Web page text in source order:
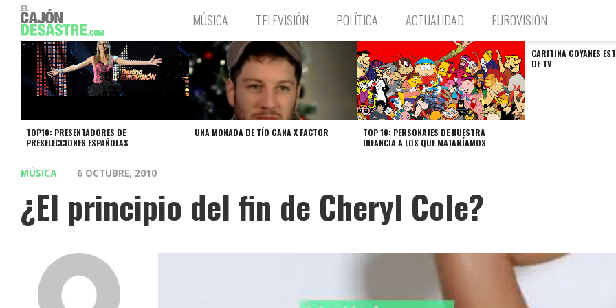
MÚSICA TELEVISIÓN POLÍTICA ACTUALIDAD EUROVISIÓN
TOP10: PRESENTADORES DE
PRESELECCIONES ESPAÑOLAS
UNA MONADA DE TÍO GANA X FACTOR
TOP 10: PERSONAJES DE NUESTRA
INFANCIA A LOS QUE MATARÍAMOS
CARITINA GOYANES
DE TV
MÚSICA 6 OCTUBRE, 2010
¿El principio del fin de Cheryl Cole?